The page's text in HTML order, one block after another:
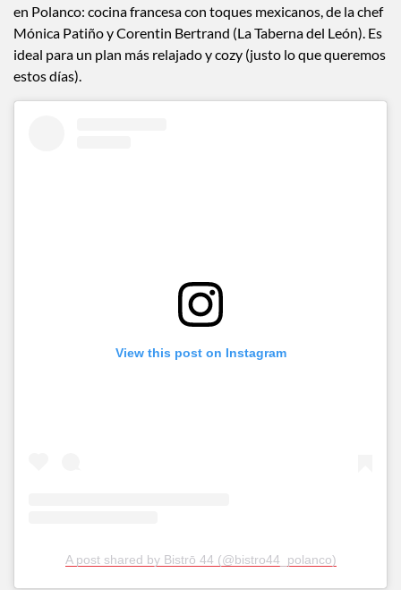
en Polanco: cocina francesa con toques mexicanos, de la chef
Mónica Patiño y Corentin Bertrand (La Taberna del León). Es
ideal para un plan más relajado y cozy (justo lo que queremos
estos días).
View this post on Instagram
A post shared by Bistrō 44 (@bistro44_polanco)